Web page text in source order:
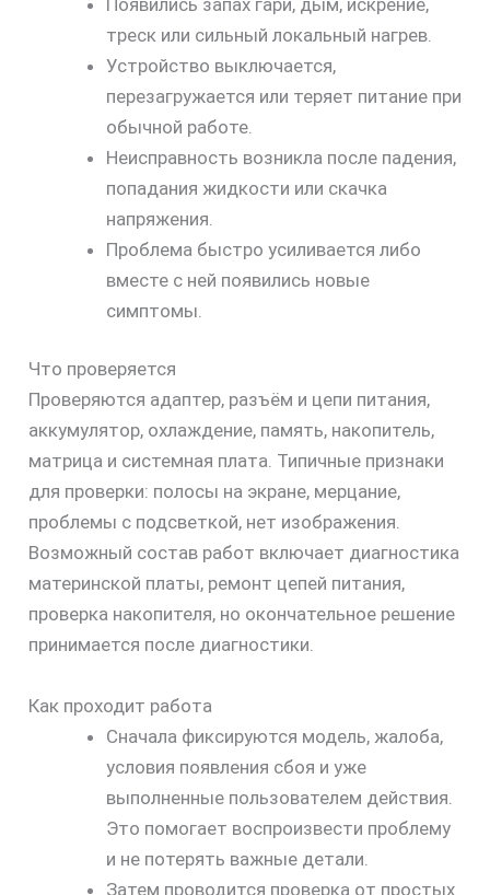
треск или сильный локальный нагрев.
Устройство выключается,
перезагружается или теряет питание при
обычной работе.
Неисправность возникла после падения,
попадания жидкости или скачка
напряжения.
Проблема быстро усиливается либо
вместе с ней появились новые
симптомы.
Что проверяется
Проверяются адаптер, разъём и цепи питания,
аккумулятор, охлаждение, память, накопитель,
матрица и системная плата. Типичные признаки
для проверки: полосы на экране, мерцание,
проблемы с подсветкой, нет изображения.
Возможный состав работ включает диагностика
материнской платы, ремонт цепей питания,
проверка накопителя, но окончательное решение
принимается после диагностики.
Как проходит работа
Сначала фиксируются модель, жалоба,
условия появления сбоя и уже
выполненные пользователем действия.
Это помогает воспроизвести проблему
и не потерять важные детали.
Затем проводится проверка от простых
30%